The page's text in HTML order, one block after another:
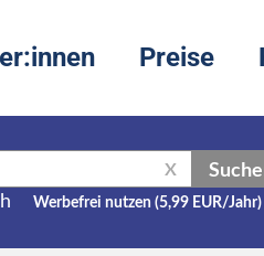
Preise
X
Werbefrei nutzen (5,99 EUR/Jahr)